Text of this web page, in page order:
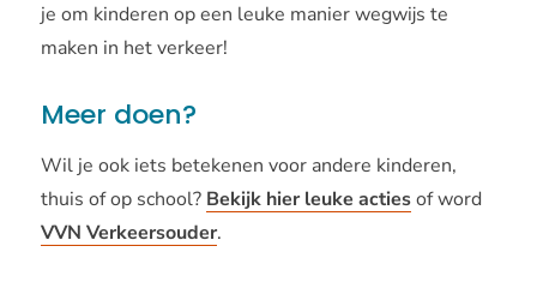
je om kinderen op een leuke manier wegwijs te
maken in het verkeer!
Meer doen?
Wil je ook iets betekenen voor andere kinderen,
thuis of op school? Bekijk hier leuke actiesof word
VVN Verkeersouder.